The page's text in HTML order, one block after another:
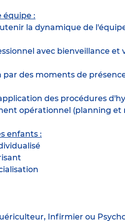
équipe :
la dynamique de
avec bienveillance
des moments de
des procédures
opérationnel (planning
enfants :
Infirmier ou